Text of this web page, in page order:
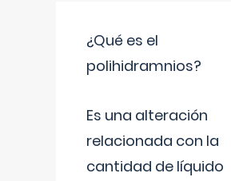
¿Qué es el
polihidramnios?
Es una alteración
relacionada con la
cantidad de líquido